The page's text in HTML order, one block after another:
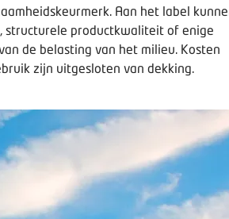
Aan het label
structurele productkwaliteit of enige
de belasting van het milieu. Kosten
zijn uitgesloten van dekking.